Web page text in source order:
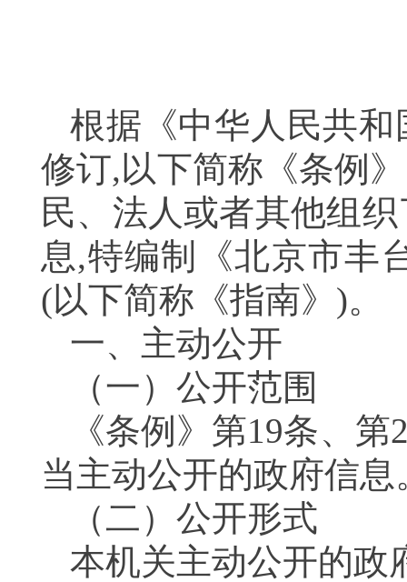
根据《中华人民共
修订,以下简称《条例
民、法人或者其他组
息,特编制《北京市丰
(以下简称《指南》)
一、主动公开
（一）公开范围
《条例》第19条、
当主动公开的政府信
（二）公开形式
本机关主动公开的政